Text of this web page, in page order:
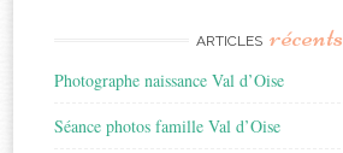
ARTICLES récents
Photographe naissance Val d’Oise
Séance photos famille Val d’Oise